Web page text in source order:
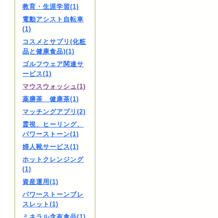
教育・生涯学習(1)
電動アシスト自転車
(1)
コスメとサプリ(化粧
品と健康食品)(1)
ゴルフウェア関連サ
ービス(1)
マウスウォッシュ(1)
薬膳茶 健康茶(1)
マッチングアプリ(2)
霊視、ヒーリング、
パワーストーン(1)
婦人靴サービス(1)
ホットクレンジング
(1)
資産運用(1)
パワーストーンブレ
スレット(1)